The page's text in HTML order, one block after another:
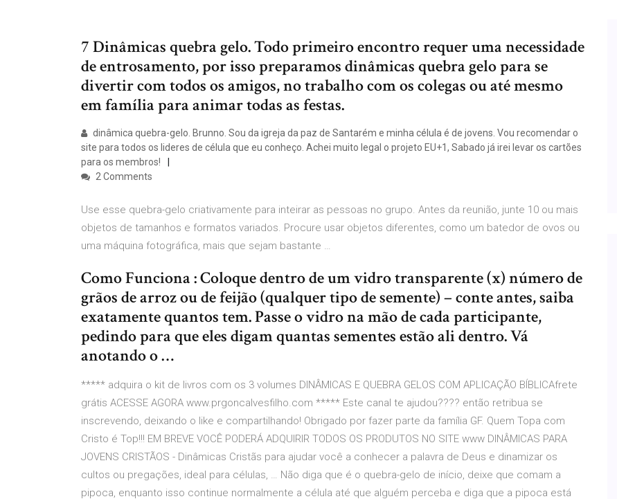
7 Dinâmicas quebra gelo. Todo primeiro encontro requer uma necessidade
de entrosamento, por isso preparamos dinâmicas quebra gelo para se
divertir com todos os amigos, no trabalho com os colegas ou até mesmo
em família para animar todas as festas.
dinâmica quebra-gelo. Brunno. Sou da igreja da paz de Santarém e minha célula é de jovens. Vou recomendar o
site para todos os lideres de célula que eu conheço. Achei muito legal o projeto EU+1, Sabado já irei levar os cartões
para os membros!
2 Comments
Use esse quebra-gelo criativamente para inteirar as pessoas no grupo. Antes da reunião, junte 10 ou mais
objetos de tamanhos e formatos variados. Procure usar objetos diferentes, como um batedor de ovos ou
uma máquina fotográfica, mais que sejam bastante …
Como Funciona : Coloque dentro de um vidro transparente (x) número de
grãos de arroz ou de feijão (qualquer tipo de semente) – conte antes, saiba
exatamente quantos tem. Passe o vidro na mão de cada participante,
pedindo para que eles digam quantas sementes estão ali dentro. Vá
anotando o …
***** adquira o kit de livros com os 3 volumes DINÂMICAS E QUEBRA GELOS COM APLICAÇÃO BÍBLICAfrete
grátis ACESSE AGORA www.prgoncalvesfilho.com ***** Este canal te ajudou???? então retribua se
inscrevendo, deixando o like e compartilhando! Obrigado por fazer parte da família GF. Quem Topa com
Cristo é Top!!! EM BREVE VOCÊ PODERÁ ADQUIRIR TODOS OS PRODUTOS NO SITE www DINÂMICAS PARA
JOVENS CRISTÃOS - Dinâmicas Cristãs para ajudar você a conhecer a palavra de Deus e dinamizar os
cultos ou pregações, ideal para células, … Não diga que é o quebra-gelo de início, deixe que comam a
pipoca, enquanto isso continue normalmente a célula até que alguém perceba e diga que a pipoca está